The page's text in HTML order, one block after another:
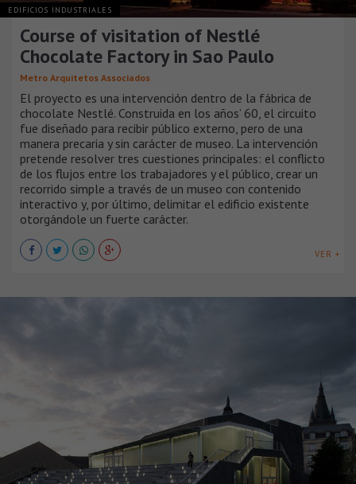
EDIFICIOS INDUSTRIALES
Course of visitation of Nestlé
Chocolate Factory in Sao Paulo
Metro Arquitetos Associados
El proyecto es una intervención dentro de la fábrica de
chocolate Nestlé. Construida en los años’ 60, el circuito
fue diseñado para recibir público externo, pero de una
manera precaria y sin carácter de museo. La intervención
pretende resolver tres cuestiones principales: el conflicto
de los flujos entre los trabajadores y el público, crear un
recorrido simple a través de un museo con contenido
interactivo y, por último, delimitar el edificio existente
otorgándole un fuerte carácter.
VER +